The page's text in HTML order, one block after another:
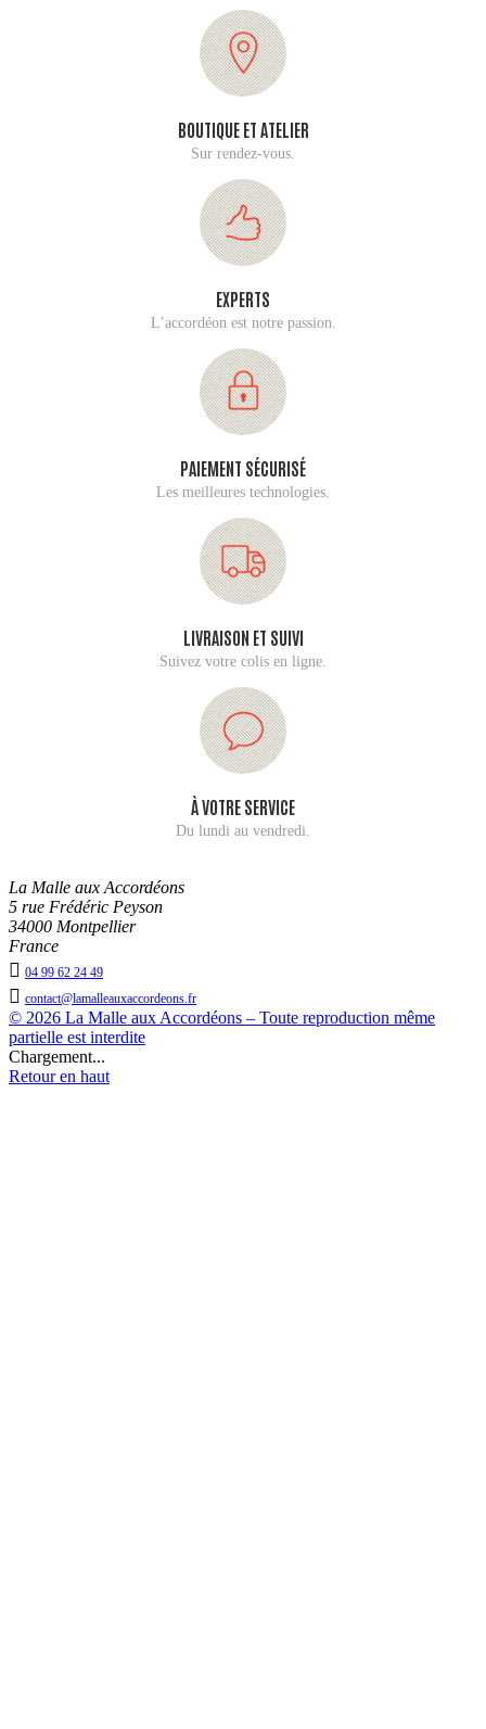
BOUTIQUE ET ATELIER
Sur rendez-vous.
EXPERTS
L’accordéon est notre passion.
PAIEMENT SÉCURISÉ
Les meilleures technologies.
LIVRAISON ET SUIVI
Suivez votre colis en ligne.
À VOTRE SERVICE
Du lundi au vendredi.
La Malle aux Accordéons
5 rue Frédéric Peyson
34000 Montpellier
France
 04 99 62 24 49
 contact@lamalleauxaccordeons.fr
© 2026 La Malle aux Accordéons – Toute reproduction même
partielle est interdite
Chargement...
Retour en haut